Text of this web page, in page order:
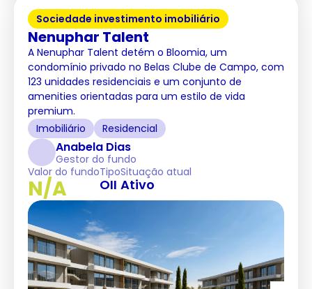
Sociedade investimento imobiliário
Nenuphar Talent
A Nenuphar Talent detém o Bloomia, um
condomínio privado no Belas Clube de Campo, com
123 unidades residenciais e um conjunto de
amenities orientadas para um estilo de vida
premium.
Imobiliário
Residencial
Anabela Dias
Gestor do fundo
Valor do fundo
N/A
Tipo
OII
Situação atual
Ativo